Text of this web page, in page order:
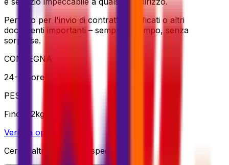
Perfetto per l'invio di contratti, certificati o altri
documenti importanti – sempre in tempo, senza
sorprese.
CONSEGNA
24-48 ore
PESO
Fino a 2kg
Verifica opzione
Cerchi altre opzioni di spedizione?